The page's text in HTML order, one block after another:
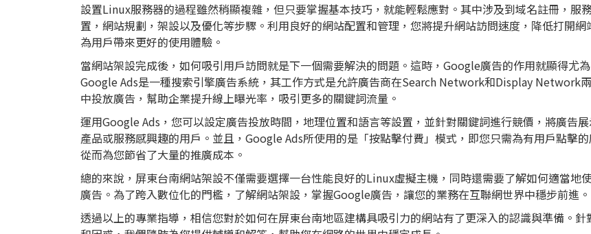
設置Linux服務器的過程雖然稍顯複雜，但只要掌握基本技巧，就能輕鬆應對。其中涉及到域名註冊，服
置，網站規劃，架設以及優化等步驟。利用良好的網站配置和管理，您將提升網站訪問速度，降低打開網
為用戶帶來更好的使用體驗。
當網站架設完成後，如何吸引用戶訪問就是下一個需要解決的問題。這時，Google廣告的作用就顯得尤為
Google Ads是一種搜索引擎廣告系統，其工作方式是允許廣告商在Search Network和Display Network
中投放廣告，幫助企業提升線上曝光率，吸引更多的關鍵詞流量。
運用Google Ads，您可以設定廣告投放時間，地理位置和語言等設置，並針對關鍵詞進行競價，將廣告
產品或服務感興趣的用戶。並且，Google Ads所使用的是「按點擊付費」模式，即您只需為有用戶點擊的
從而為您節省了大量的推廣成本。
總的來說，屏東台南網站架設不僅需要選擇一台性能良好的Linux虛擬主機，同時還需要了解如何適當地
廣告。為了跨入數位化的門檻，了解網站架設，掌握Google廣告，讓您的業務在互聯網世界中穩步前進。
透過以上的專業指導，相信您對於如何在屏東台南地區建構具吸引力的網站有了更深入的認識與準備。針